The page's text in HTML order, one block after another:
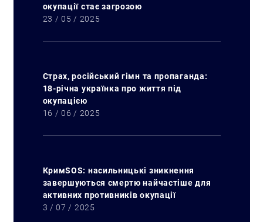
окупації стає загрозою
23 / 05 / 2025
Страх, російський гімн та пропаганда:
18-річна українка про життя під
окупацією
16 / 06 / 2025
КримSOS: насильницькі зникнення
завершуються смертю найчастіше для
активних противників окупації
3 / 07 / 2025